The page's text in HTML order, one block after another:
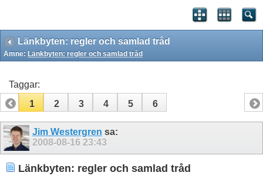
Länkbyten: regler och samlad tråd
Ämne: Länkbyten: regler och samlad tråd
Taggar:
1
2 3 4 5 6
Jim Westergren sa:
2008-08-16 23:43
Länkbyten: regler och samlad tråd